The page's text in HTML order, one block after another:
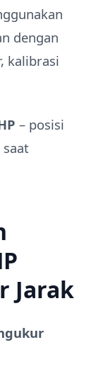
dengan
kalibrasi
– posisi
Jarak